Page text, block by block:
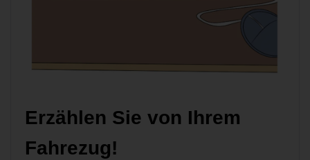
Erzählen Sie von Ihrem
Fahrezug!